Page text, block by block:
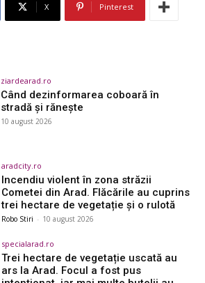
X Pinterest
ziardearad.ro
Când dezinformarea coboară în
stradă și rănește
10 august 2026
aradcity.ro
Incendiu violent în zona străzii
Cometei din Arad. Flăcările au cuprins
trei hectare de vegetație și o rulotă
Robo Stiri - 10 august 2026
specialarad.ro
Trei hectare de vegetație uscată au
ars la Arad. Focul a fost pus